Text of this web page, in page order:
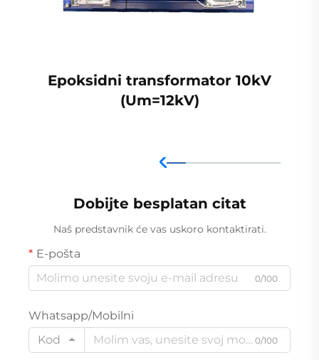
Epoksidni transformator 10kV
(Um=12kV)
Dobijte besplatan citat
Naš predstavnik će vas uskoro kontaktirati.
E-pošta
0/100
Whatsapp/Mobilni
Kod
0/100